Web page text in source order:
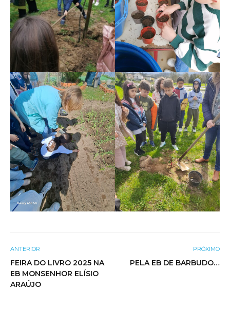
ANTERIOR
FEIRA DO LIVRO 2025 NA
EB MONSENHOR ELÍSIO
ARAÚJO
PRÓXIMO
PELA EB DE BARBUDO…